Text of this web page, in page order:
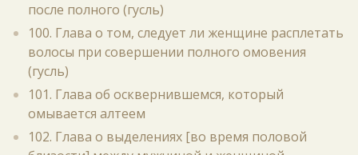
после полного (гусль)
100. Глава о том, следует ли женщине расплетать
волосы при совершении полного омовения
(гусль)
101. Глава об осквернившемся, который
омывается алтеем
102. Глава о выделениях [во время половой